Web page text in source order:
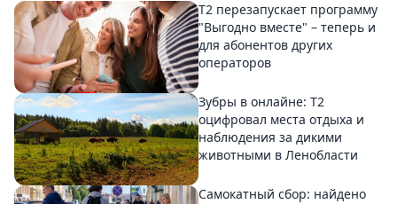
Т2 перезапускает программу
"Выгодно вместе" – теперь и
для абонентов других
операторов
Зубры в онлайне: Т2
оцифровал места отдыха и
наблюдения за дикими
животными в Ленобласти
Самокатный сбор: найдено